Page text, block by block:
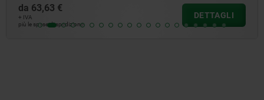
da 63,63 €
+ IVA
più le spese di spedizione
DETTAGLI